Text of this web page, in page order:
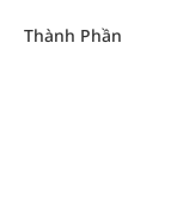
Thành Phần